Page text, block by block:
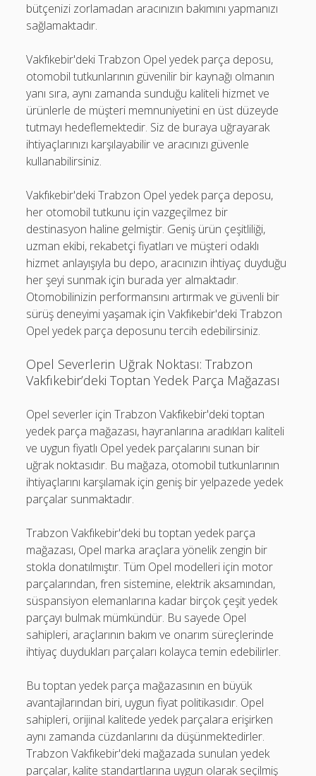
bütçenizi zorlamadan aracınızın bakımını yapmanızı
sağlamaktadır.
Vakfıkebir'deki Trabzon Opel yedek parça deposu,
otomobil tutkunlarının güvenilir bir kaynağı olmanın
yanı sıra, aynı zamanda sunduğu kaliteli hizmet ve
ürünlerle de müşteri memnuniyetini en üst düzeyde
tutmayı hedeflemektedir. Siz de buraya uğrayarak
ihtiyaçlarınızı karşılayabilir ve aracınızı güvenle
kullanabilirsiniz.
Vakfıkebir'deki Trabzon Opel yedek parça deposu,
her otomobil tutkunu için vazgeçilmez bir
destinasyon haline gelmiştir. Geniş ürün çeşitliliği,
uzman ekibi, rekabetçi fiyatları ve müşteri odaklı
hizmet anlayışıyla bu depo, aracınızın ihtiyaç duyduğu
her şeyi sunmak için burada yer almaktadır.
Otomobilinizin performansını artırmak ve güvenli bir
sürüş deneyimi yaşamak için Vakfıkebir'deki Trabzon
Opel yedek parça deposunu tercih edebilirsiniz.
Opel Severlerin Uğrak Noktası: Trabzon
Vakfıkebir’deki Toptan Yedek Parça Mağazası
Opel severler için Trabzon Vakfıkebir'deki toptan
yedek parça mağazası, hayranlarına aradıkları kaliteli
ve uygun fiyatlı Opel yedek parçalarını sunan bir
uğrak noktasıdır. Bu mağaza, otomobil tutkunlarının
ihtiyaçlarını karşılamak için geniş bir yelpazede yedek
parçalar sunmaktadır.
Trabzon Vakfıkebir'deki bu toptan yedek parça
mağazası, Opel marka araçlara yönelik zengin bir
stokla donatılmıştır. Tüm Opel modelleri için motor
parçalarından, fren sistemine, elektrik aksamından,
süspansiyon elemanlarına kadar birçok çeşit yedek
parçayı bulmak mümkündür. Bu sayede Opel
sahipleri, araçlarının bakım ve onarım süreçlerinde
ihtiyaç duydukları parçaları kolayca temin edebilirler.
Bu toptan yedek parça mağazasının en büyük
avantajlarından biri, uygun fiyat politikasıdır. Opel
sahipleri, orijinal kalitede yedek parçalara erişirken
aynı zamanda cüzdanlarını da düşünmektedirler.
Trabzon Vakfıkebir'deki mağazada sunulan yedek
parçalar, kalite standartlarına uygun olarak seçilmiş